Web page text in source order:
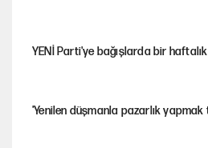
YENİ Parti'ye bağışlarda bir
'Yenilen düşmanla pazarlık